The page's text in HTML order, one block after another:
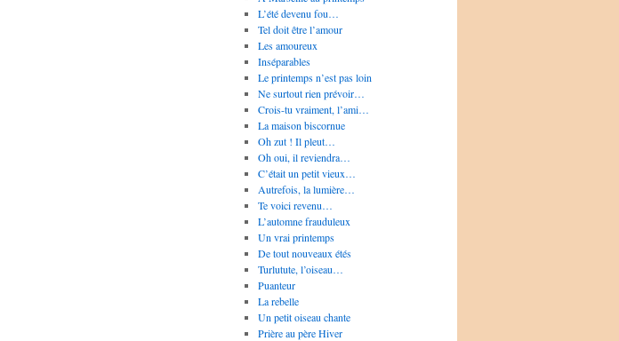
L’été devenu fou…
Tel doit être l’amour
Les amoureux
Inséparables
Le printemps n’est pas loin
Ne surtout rien prévoir…
Crois-tu vraiment, l’ami…
La maison biscornue
Oh zut ! Il pleut…
Oh oui, il reviendra…
C’était un petit vieux…
Autrefois, la lumière…
Te voici revenu…
L’automne frauduleux
Un vrai printemps
De tout nouveaux étés
Turlutute, l’oiseau…
Puanteur
La rebelle
Un petit oiseau chante
Prière au père Hiver